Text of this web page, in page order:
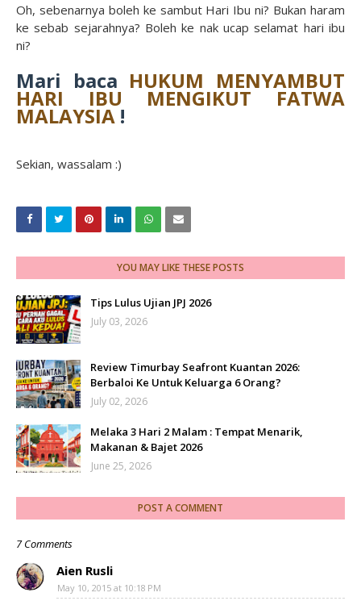
Oh, sebenarnya boleh ke sambut Hari Ibu ni? Bukan haram
ke sebab sejarahnya? Boleh ke nak ucap selamat hari ibu
ni?
Mari baca HUKUM MENYAMBUT
HARI IBU MENGIKUT FATWA
MALAYSIA !
Sekian, wassalam :)
YOU MAY LIKE THESE POSTS
Tips Lulus Ujian JPJ 2026
July 03, 2026
Review Timurbay Seafront Kuantan 2026:
Berbaloi Ke Untuk Keluarga 6 Orang?
July 02, 2026
Melaka 3 Hari 2 Malam : Tempat Menarik,
Makanan & Bajet 2026
June 25, 2026
POST A COMMENT
7 Comments
Aien Rusli
May 10, 2015 at 10:18 PM